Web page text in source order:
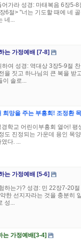
가라 성경: 마태복음 6장5-
6절> "너는 기도할 때에 네
네...
는 가정예배 [7-8]
여 성경: 역대상 3장5-9절
을 짓고 하나님의 큰 복을
이 솔로...
희망을 주는 부흥회! 조정환
학교 어린이부흥회 열어!
도 진정되는 가운데 용인 목
다. ...
는 가정예배 [5-6]
하는가? 성경: 민 22장7-20
한 선지자라는 것을 충분히
성...
는 가정예배[3-4]